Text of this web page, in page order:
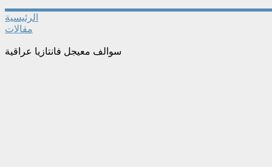
الرئيسية
مقالات
سوالف معيجل فانتازيا عراقية